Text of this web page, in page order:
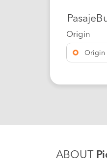
Origin
Origin
ABOUT